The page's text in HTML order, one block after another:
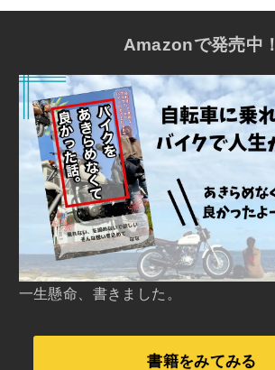
Amazonで発売中！
一生懸命、書きました。
書籍をみてみる